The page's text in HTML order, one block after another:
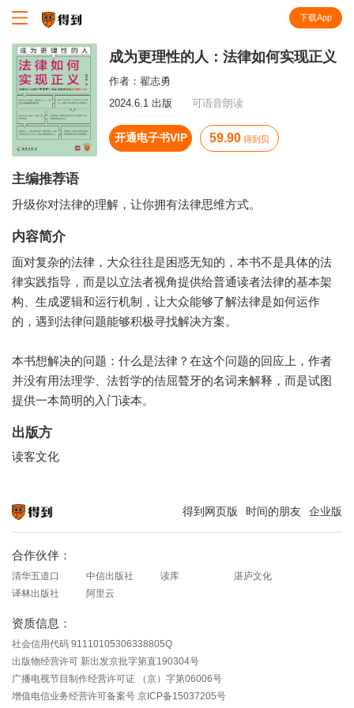
下载App
成为更理性的人：法律如何实现正义
作者： 翟志勇
2024.6.1 出版
可语音朗读
开通电子书VIP 59.90 得到贝
主编推荐语
升级你对法律的理解，让你拥有法律思维方式。
内容简介
面对复杂的法律，大众往往是困惑无知的，本书不是具体的法
律实践指导，而是以立法者视角提供给普通读者法律的基本架
构、生成逻辑和运行机制，让大众能够了解法律是如何运作
的，遇到法律问题能够积极寻找解决方案。
本书想解决的问题：什么是法律？在这个问题的回应上，作者
并没有用法理学、法哲学的佶屈聱牙的名词来解释，而是试图
提供一本简明的入门读本。
出版方
读客文化
得到网页版 时间的朋友 企业版
合作伙伴：
清华五道口 中信出版社 读库
湛庐文化
译林出版社
阿里云
资质信息：
社会信用代码 91110105306338805Q
出版物经营许可 新出发京批字第直190304号
广播电视节目制作经营许可证 （京）字第06006号
增值电信业务经营许可备案号 京ICP备15037205号